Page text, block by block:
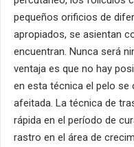
pequeños orificios de
apropiados, se asientan
encuentran. Nunca será
ventaja es que no hay
en esta técnica el pelo se
afeitada. La técnica de
rápida en el período de
rastro en el área de